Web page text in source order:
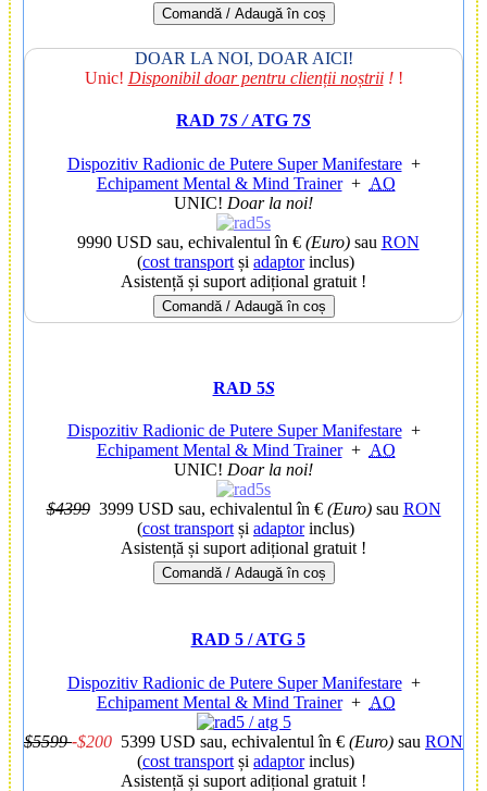
Comandă / Adaugă în coș
DOAR LA NOI, DOAR AICI!
Unic! Disponibil doar pentru clienții noștrii! !
RAD 7S /ATG 7S
Dispozitiv Radionic de Putere Super Manifestare+
Echipament Mental & Mind Trainer+ AO
UNIC! Doar la noi!
9990 USD sau, echivalentul în € (Euro)sau RON
(cost transport și adaptorinclus)
Asistență și suport adițional gratuit !
Comandă / Adaugă în coș
RAD 5S
Dispozitiv Radionic de Putere Super Manifestare+
Echipament Mental & Mind Trainer+ AO
UNIC! Doar la noi!
$43993999 USD sau, echivalentul în € (Euro)sau RON
(cost transport și adaptorinclus)
Asistență și suport adițional gratuit !
Comandă / Adaugă în coș
RAD 5 / ATG 5
Dispozitiv Radionic de Putere Super Manifestare+
Echipament Mental & Mind Trainer+ AO
$5599 -$200 5399 USD sau, echivalentul în € (Euro) sau RON
(cost transport și adaptorinclus)
Asistență și suport adițional gratuit !